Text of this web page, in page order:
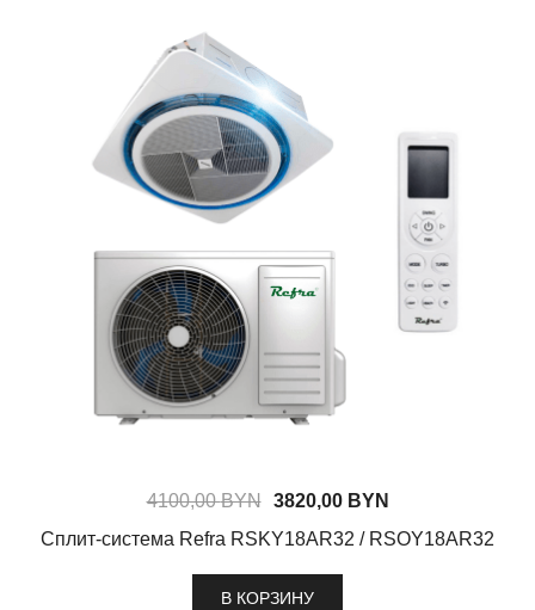
4100,00BYN 3820,00 BYN
Сплит-система Refra RSKY18AR32 / RSOY18AR32
В КОРЗИНУ